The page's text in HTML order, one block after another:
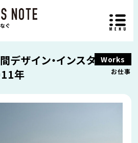
ぐ
Works
お仕事
ザイン・インスタレーシ
年